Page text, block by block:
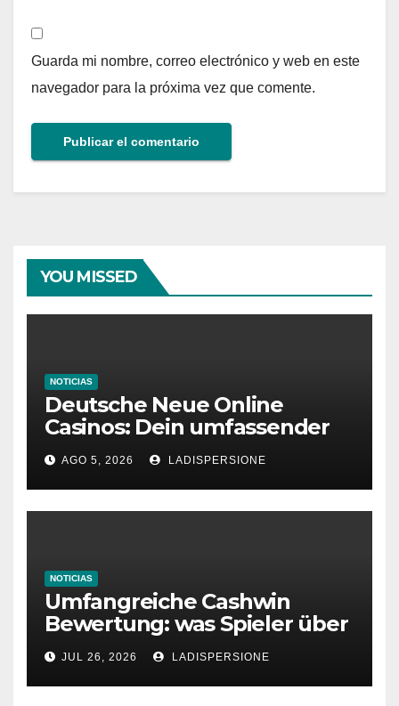
Guarda mi nombre, correo electrónico y web en este
navegador para la próxima vez que comente.
YOU MISSED
NOTICIAS
Deutsche Neue Online
Casinos: Dein umfassender
Ratgeber für moderne
Glücksspielplattformen
AGO 5, 2026 LADISPERSIONE
NOTICIAS
Umfangreiche Cashwin
Bewertung: was Spieler über
dieses Casino denken
JUL 26, 2026 LADISPERSIONE